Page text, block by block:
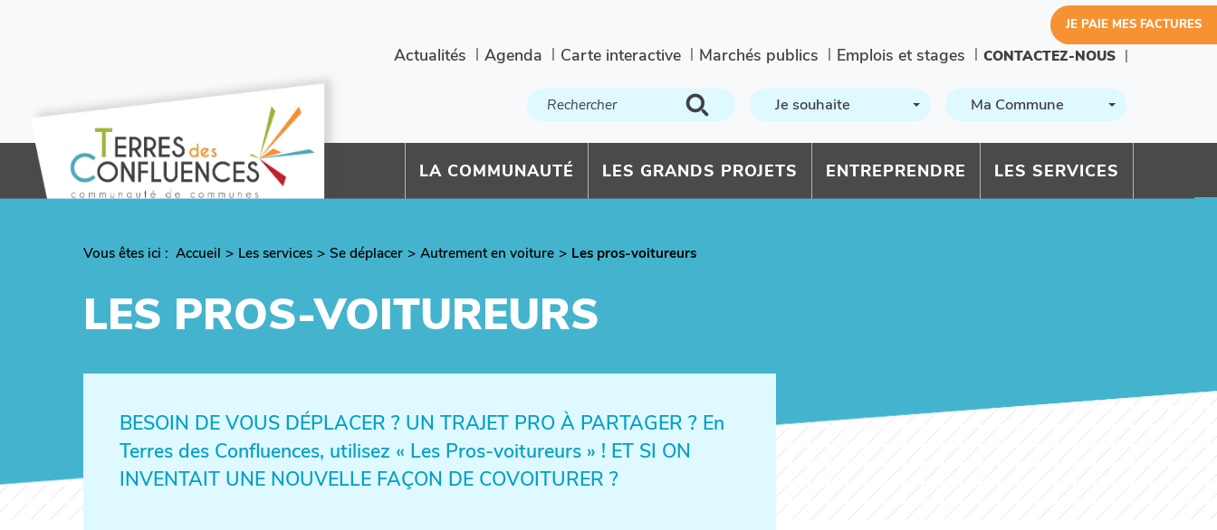
Actualités Agenda Carte interactive Marchés publics Emplois et stages CONTACTEZ-NOUS
JE PAIE MES FACTURES
Je souhaite Ma Commune
LA COMMUNAUTÉ LES GRANDS PROJETS ENTREPRENDRE LES SERVICES
Vous êtes ici : Fil
Accueil Les services Se déplacer Autrement en voiture Les pros-voitureurs
LES PROS-VOITUREURS
BESOIN DE VOUS DÉPLACER ? UN TRAJET PRO À PARTAGER ? En
Terres des Confluences, utilisez « Les Pros-voitureurs » ! ET SI ON
INVENTAIT UNE NOUVELLE FAÇON DE COVOITURER ?